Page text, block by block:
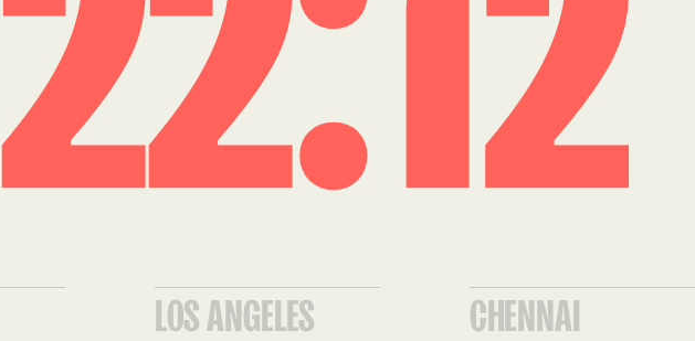
LOS ANGELES CHENNAI